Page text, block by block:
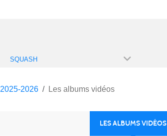
SQUASH
2025-2026 Les albums vidéos
LES ALBUMS VIDÉOS